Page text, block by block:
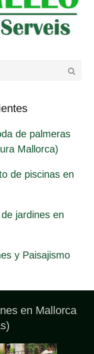
de palmeras
Mallorca)
de piscinas en
jardines en
y Paisajismo
en Mallorca